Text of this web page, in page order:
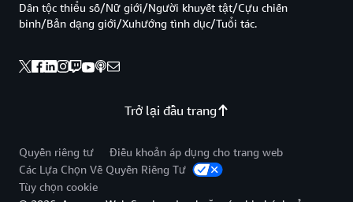
Trở lại đầu trang
Dân tộc thiểu số/Nữ giới/Người khuyết tật/Cựu chiến
binh/Bản dạng giới/Xuhướng tình dục/Tuổi tác.
Quyền riêng tư
Điều khoản áp dụng cho trang web
Các Lựa Chọn Về Quyền Riêng Tư
Tùy chọn cookie